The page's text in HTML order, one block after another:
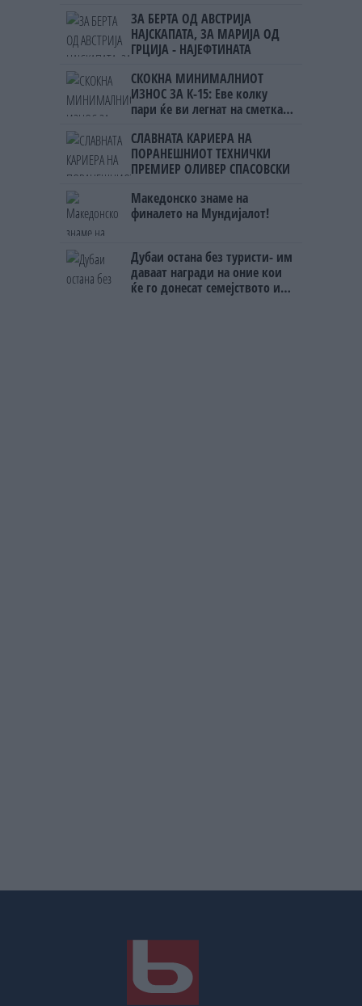
ЗА БЕРТА ОД АВСТРИЈА
НАЈСКАПАТА, ЗА МАРИЈА ОД
ГРЦИЈА - НАЈЕФТИНАТА
СКОКНА МИНИМАЛНИОТ
ИЗНОС ЗА К-15: Еве колку
пари ќе ви легнат на сметка
СЛАВНАТА КАРИЕРА НА
ПОРАНЕШНИОТ ТЕХНИЧКИ
ПРЕМИЕР ОЛИВЕР СПАСОВСКИ
Македонско знаме на
финалето на Мундијалот!
Дубаи остана без туристи- им
даваат награди на оние кои
ќе го донесат семејството или